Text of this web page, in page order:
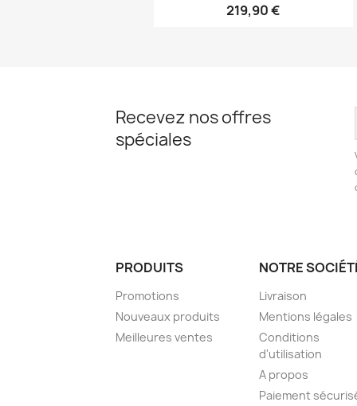
219,90 €
Recevez nos offres
spéciales
PRODUITS
Promotions
Nouveaux produits
Meilleures ventes
NOTRE
Livraison
Mentions légales
Conditions
d'utilisation
A propos
Paiement